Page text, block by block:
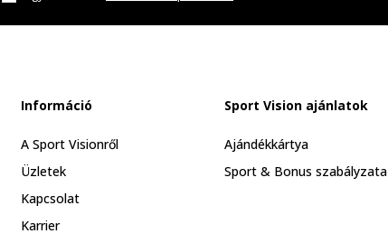
Információ
A Sport Visionről
Üzletek
Kapcsolat
Karrier
Sport Vision ajánlatok
Ajándékkártya
Sport & Bonus szabályzata